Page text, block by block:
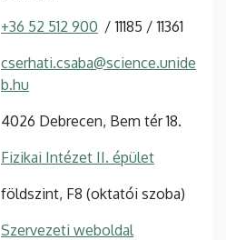
+36 52 512 900 11185 11361
cserhati.csaba@science.unide
b.hu
4026 Debrecen, Bem tér 18.
Fizikai Intézet II. épület
földszint, F8 (oktatói szoba)
Szervezeti weboldal